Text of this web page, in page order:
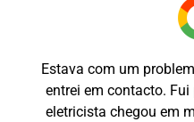
Estava com um
entrei em contacto.
eletricista chegou em